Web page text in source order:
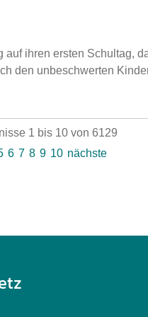
ihren ersten Schultag,
den unbeschwerten
1 bis 10 von 6129
6 7 8 9 10 nächste